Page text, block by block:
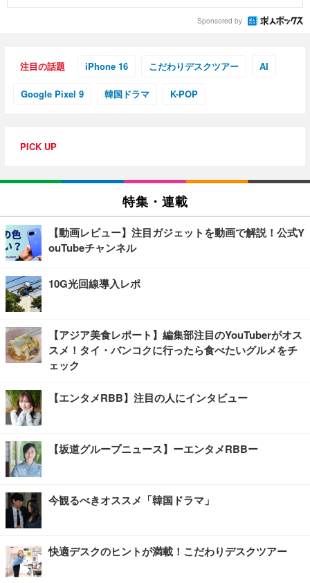
Sponsored by
注目の話題 iPhone 16 こだわりデスクツアー AI
Google Pixel 9 韓国ドラマ K-POP
PICK UP
特集・連載
【動画レビュー】注目ガジェットを動画で解説！公式Y
ouTubeチャンネル
10G光回線導入レポ
【アジア美食レポート】編集部注目のYouTuberがオス
スメ！タイ・バンコクに行ったら食べたいグルメをチ
ェック
【エンタメRBB】注目の人にインタビュー
【坂道グループニュース】ーエンタメRBBー
今観るべきオススメ「韓国ドラマ」
快適デスクのヒントが満載！こだわりデスクツアー